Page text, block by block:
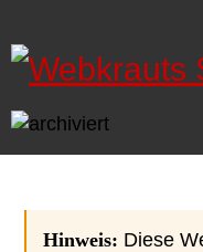
Hinweis: Diese